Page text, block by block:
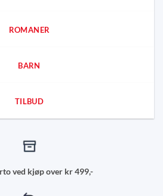
ROMANER
BARN
TILBUD
ved kjøp over kr 499,-